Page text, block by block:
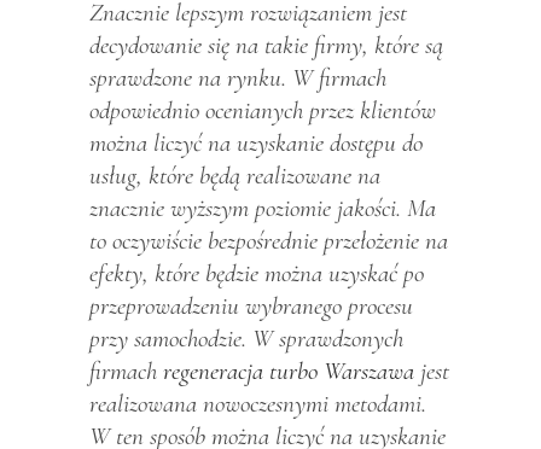
Znacznie lepszym rozwiązaniem jest
decydowanie się na takie firmy, które są
sprawdzone na rynku. W firmach
odpowiednio ocenianych przez klientów
można liczyć na uzyskanie dostępu do
usług, które będą realizowane na
znacznie wyższym poziomie jakości. Ma
to oczywiście bezpośrednie przełożenie na
efekty, które będzie można uzyskać po
przeprowadzeniu wybranego procesu
przy samochodzie. W sprawdzonych
firmach regeneracja turbo Warszawa jest
realizowana nowoczesnymi metodami.
W ten sposób można liczyć na uzyskanie